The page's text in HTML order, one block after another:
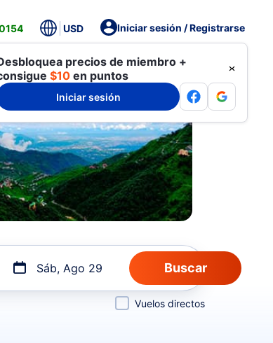
USD Iniciar sesión / Registrarse
precios de miembro +
$10 en puntos
Iniciar sesión
Sáb, Ago 29
Vuelos directos